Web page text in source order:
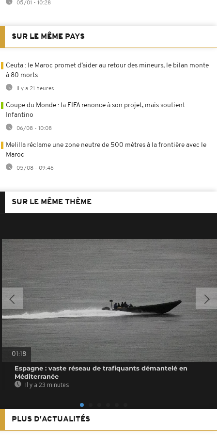
05/01 - 10:28
SUR LE MÊME PAYS
Ceuta : le Maroc promet d’aider au retour des mineurs, le bilan monte
à 80 morts
Il y a 21 heures
Coupe du Monde : la FIFA renonce à son projet, mais soutient
Infantino
06/08 - 10:08
Melilla réclame une zone neutre de 500 mètres à la frontière avec le
Maroc
05/08 - 09:46
SUR LE MÊME THÈME
01:18
Espagne : vaste réseau de trafiquants démantelé en
Méditerranée
Il y a 23 minutes
PLUS D'ACTUALITÉS